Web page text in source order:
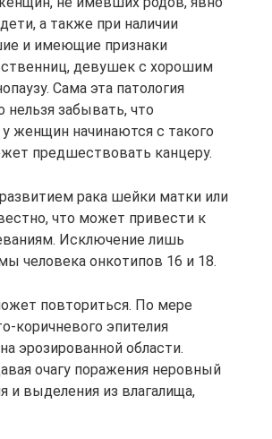
а также при наличии
и имеющие признаки
девушек с хорошим
Сама эта патология
нельзя забывать, что
женщин начинаются с такого
предшествовать канцеру.
рака шейки матки или
что может привести к
Исключение лишь
человека онкотипов 16 и 18.
повториться. По мере
коричневого эпителия
эрозированной области.
очагу поражения неровный
и выделения из влагалища,